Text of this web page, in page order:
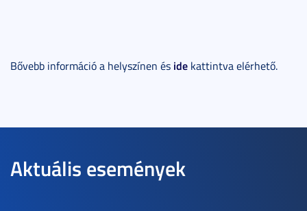
Bővebb információ a helyszínen és ide kattintva elérhető.
Aktuális események